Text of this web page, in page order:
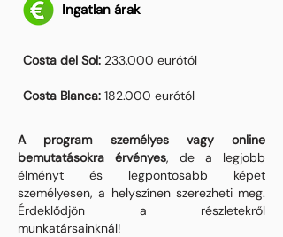
Ingatlan árak
Costa del Sol: 233.000 eurótól
Costa Blanca: 182.000 eurótól
A program személyes vagy online
bemutatásokra érvényes, de a legjobb
élményt és legpontosabb képet
személyesen, a helyszínen szerezheti meg.
Érdeklődjön a részletekről
munkatársainknál!